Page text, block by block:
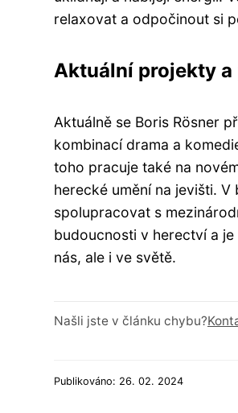
relaxovat a odpočinout si
Aktuální projekty
Aktuálně se Boris Rösner
kombinací drama a
toho pracuje také na
herecké umění na jevišti.
spolupracovat s
budoucnosti v herectví a
nás, ale i ve světě.
Našli jste v článku chybu?
Publikováno: 26. 02. 2024